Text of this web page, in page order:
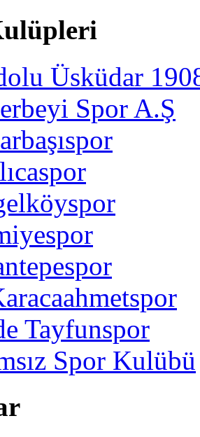
Üsküdar
Spor A.Ş
Tayfunspor
Spor Kulübü